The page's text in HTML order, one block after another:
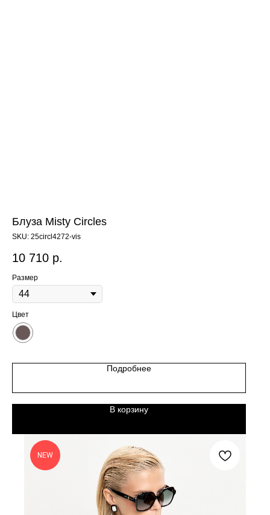
Блуза Misty Circles
SKU: 25circl4272-vis
10 710 р.
Размер
Цвет
Подробнее
В корзину
NEW